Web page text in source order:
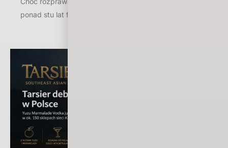
ponad stu lat funkcjonuje w powszechnej […]